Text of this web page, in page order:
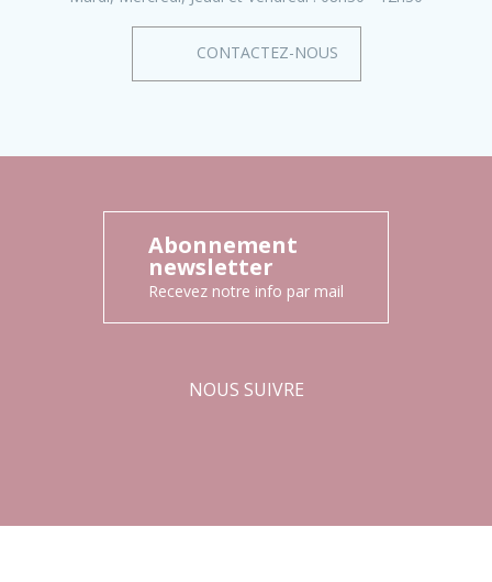
CONTACTEZ-NOUS
Abonnement
newsletter
Recevez notre info par mail
NOUS SUIVRE